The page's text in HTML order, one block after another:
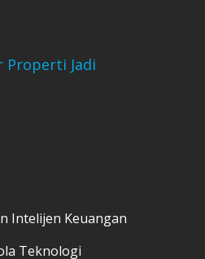
Properti Jadi
Intelijen Keuangan
Teknologi